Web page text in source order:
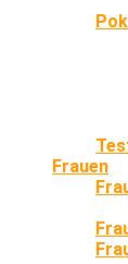
Frauen